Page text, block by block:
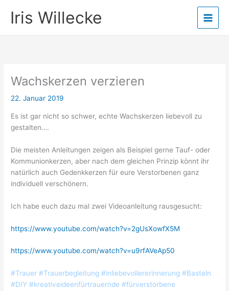
InhaltIris Willecke
Wachskerzen verzieren
22. Januar 2019
Es ist gar nicht so schwer, echte Wachskerzen liebevoll zu
gestalten….
Die meisten Anleitungen zeigen als Beispiel gerne Tauf- oder
Kommunionkerzen, aber nach dem gleichen Prinzip könnt ihr
natürlich auch Gedenkkerzen für eure Verstorbenen ganz
individuell verschönern.
Ich habe euch dazu mal zwei Videoanleitung rausgesucht:
https://www.youtube.com/watch?v=2gUsXowfX5M
https://www.youtube.com/watch?v=u9rfAVeAp50
#Trauer #Trauerbegleitung #inliebevollererinnerung #Basteln
#DIY #kreativeideenfürtrauernde #fürverstorbene